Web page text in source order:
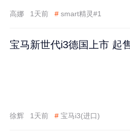
高娜 1天前 # smart精灵#1
宝马新世代i3德国上市 起
徐辉 1天前 # 宝马i3(进口)